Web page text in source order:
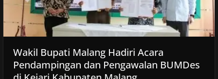
Wakil Bupati Malang Hadiri Acara
Pendampingan dan Pengawalan BUMDes